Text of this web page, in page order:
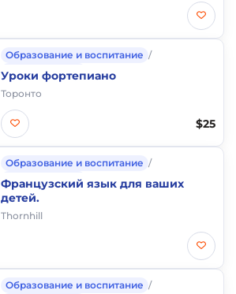
Образование и воспитание /
Частные уроки
Уроки фортепиано
Торонто
$25
Образование и воспитание /
Частные уроки
Французский язык для ваших
детей.
Thornhill
Образование и воспитание /